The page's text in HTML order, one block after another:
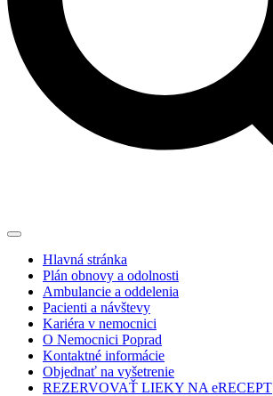
Hlavná stránka
Plán obnovy a odolnosti
Ambulancie a oddelenia
Pacienti a návštevy
Kariéra v nemocnici
O Nemocnici Poprad
Kontaktné informácie
Objednať na vyšetrenie
REZERVOVAŤ LIEKY NA eRECEPT